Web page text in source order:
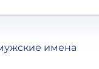
имена